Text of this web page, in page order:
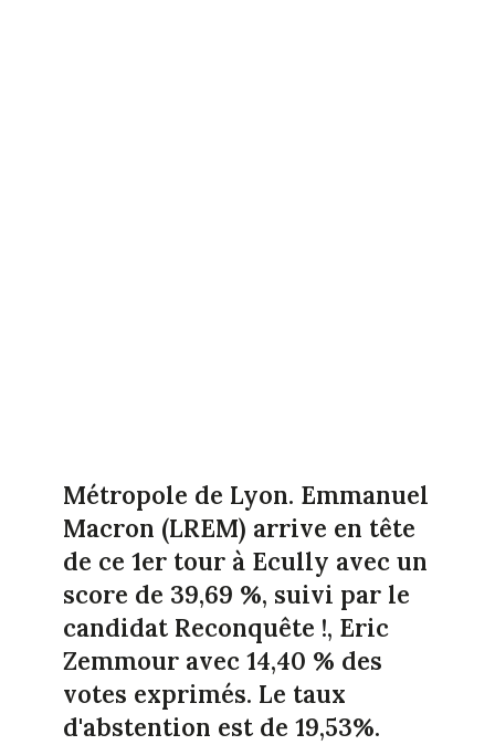
Métropole de Lyon. Emmanuel
Macron (LREM) arrive en tête
de ce 1er tour à Ecully avec un
score de 39,69 %, suivi par le
candidat Reconquête !, Eric
Zemmour avec 14,40 % des
votes exprimés. Le taux
d'abstention est de 19,53%.